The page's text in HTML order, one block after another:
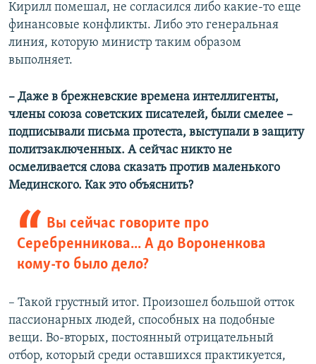
Кирилл помешал, не согласился либо какие-то еще
финансовые конфликты. Либо это генеральная
линия, которую министр таким образом
выполняет.
– Даже в брежневские времена интеллигенты,
члены союза советских писателей, были смелее –
подписывали письма протеста, выступали в защиту
политзаключенных. А сейчас никто не
осмеливается слова сказать против маленького
Мединского. Как это объяснить?
Вы сейчас говорите про
Серебренникова... А до Вороненкова
кому-то было дело?
– Такой грустный итог. Произошел большой отток
пассионарных людей, способных на подобные
вещи. Во-вторых, постоянный отрицательный
отбор, который среди оставшихся практикуется,